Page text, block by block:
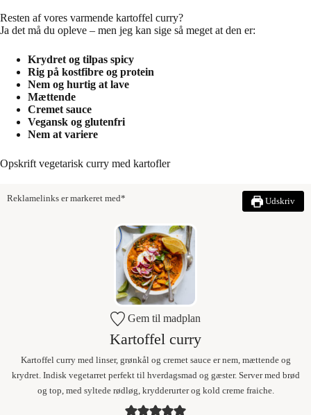
Resten af vores varmende kartoffel curry?
Ja det må du opleve – men jeg kan sige så meget at den er:
Krydret og tilpas spicy
Rig på kostfibre og protein
Nem og hurtig at lave
Mættende
Cremet sauce
Vegansk og glutenfri
Nem at variere
Opskrift vegetarisk curry med kartofler
Reklamelinks er markeret med* Udskriv
Gem til madplan
Kartoffel curry
Kartoffel curry med linser, grønkål og cremet sauce er nem, mættende og
krydret. Indisk vegetarret perfekt til hverdagsmad og gæster. Server med brød
og top, med syltede rødløg, krydderurter og kold creme fraiche.